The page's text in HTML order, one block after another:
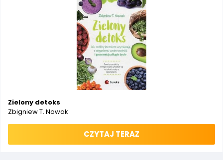
Zielony detoks
Zbigniew T. Nowak
CZYTAJ TERAZ